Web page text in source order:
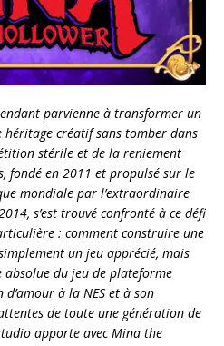
parvienne à transformer un
héritage créatif sans tomber dans
stérile et de la reniement
fondé en 2011 et propulsé sur le
mondiale par l’extraordinaire
s’est trouvé confronté à ce défi
: comment construire une
un jeu apprécié, mais
absolue du jeu de plateforme
à la NES et à son
de toute une génération de
apporte avec Mina the